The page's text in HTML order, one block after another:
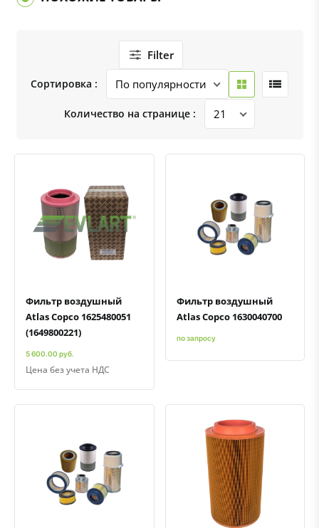
Filter
Сортировка :
Количество на странице :
Быстрый просмотр
Добавить к сравнению
Добавить в избранное
Фильтр воздушный
Atlas Copco 1625480051
(1649800221)
5 600.00 руб.
Цена без учета НДС
Быстрый просмотрДобавить к сравнению
Добавить в избранное
Фильтр воздушный
Atlas Copco 1630040700
по запросу
Быстрый просмотрДобавить к сравнению
Добавить в избранное Быстрый просмотрДобавить к сравнению
Добавить в избранное